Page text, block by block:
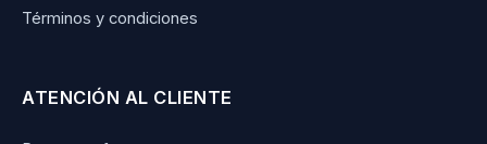
Términos y condiciones
ATENCIÓN AL CLIENTE